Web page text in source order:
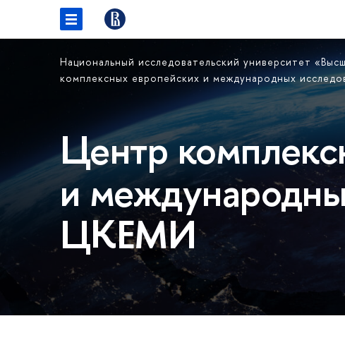
Национальный исследовательский университет
комплексных европейских и международных
Центр
и
ЦКЕМИ